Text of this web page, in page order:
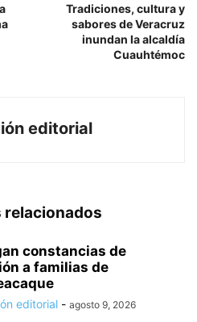
Tradiciones, cultura y
sabores de Veracruz
inundan la alcaldía
Cuauhtémoc
editorial
constancias de
a familias de
editorial - agosto 9, 2026